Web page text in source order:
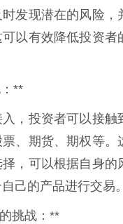
发现潜在的风险，
以有效降低投资者
**
，投资者可以接触
、期货、期权等。
，可以根据自身的
己的产品进行交易。
挑战：**